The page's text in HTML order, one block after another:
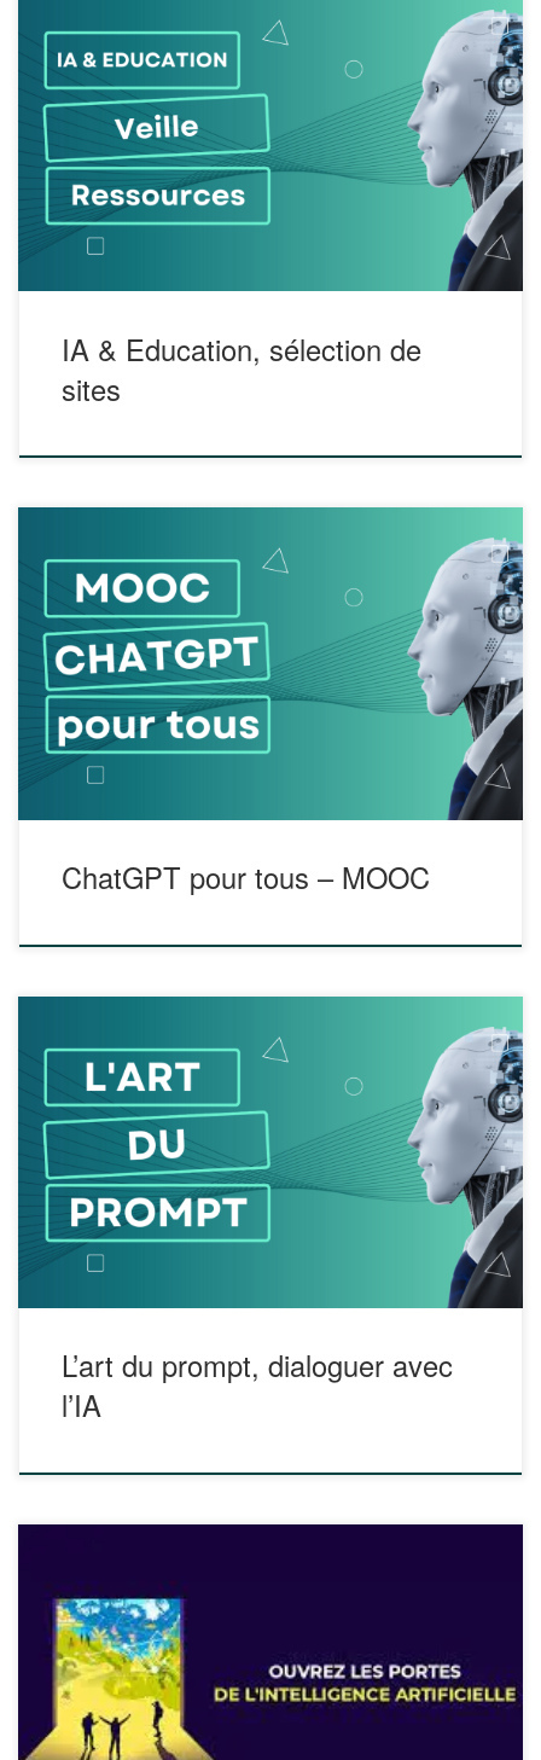
50 Ressources ChatGPT en français
https://outilia.notion.site/outilia/50-Ressources-ChatGPT-en-
fran-ais-84e6040a73a149eea99fdd54dbeaff11 100 outils IA
→ la liste ultime
https://outilia.notion.site/outilia/b36ebb86a60f4adfae1ea0c9
186f419c?v=795b5a44d1d34d18800e0be65f8232b8
ChatGPT: des idées pour enseigner, apprendre et évaluer
https://eductive.ca/ressource/chatgpt-des-idees-pour-
enseigner-apprendre-et-evaluer/ IA BOX Education Le site
IA BOX Education propose une sélection d’outils utilisant
l’intelligence artificielle ainsi que des articles & sites sur
IA & Education, sélection de
sites
Ce MOOC permet à l’usager de se familiariser avec l’outil de
génération de langage d’OpenAI ChatGPT, devenu une
sensation mondiale, comprendra les limites et enjeux de
l’outil et sera en mesure de comprendre la situation de
ChatGPT par rapport aux autres avancées de l’IA au sens
large. Inscription : Du […]
ChatGPT pour tous – MOOC
L’art du prompt 101, Guide pour les personnes
enseignantes Dans ce guide, l’auteur propose une
explication simple et bien illustrée de comment générer du
matériel pédagogique unique et significatif en utilisant
ChatGPT. Il souligne l’importance d’écrire de bonnes
instructions pour bien profiter de l’outil ChatGPT dans le
cadre du travail […]
L’art du prompt, dialoguer avec
l’IA
OpenClassrooms propose un cours en ligne : « l’intelligence
artificielle de A à Z », pour vous donner des clés de
compréhension et des pistes de réflexion. Qu’est-ce que
l’intelligence artificielle ? Dans quelle mesure est-ce que
nous interagissons avec elle dans notre vie quotidienne ?
Quels sont les défis et les […]